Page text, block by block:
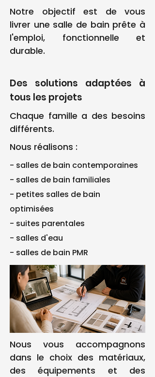
Notre objectif est de vous
livrer une salle de bain prête à
l'emploi, fonctionnelle et
durable.
Des solutions adaptées à
tous les projets
Chaque famille a des besoins
différents.
Nous réalisons :
- salles de bain contemporaines
- salles de bain familiales
- petites salles de bain
optimisées
- suites parentales
- salles d'eau
- salles de bain PMR
Nous vous accompagnons
dans le choix des matériaux,
des équipements et des